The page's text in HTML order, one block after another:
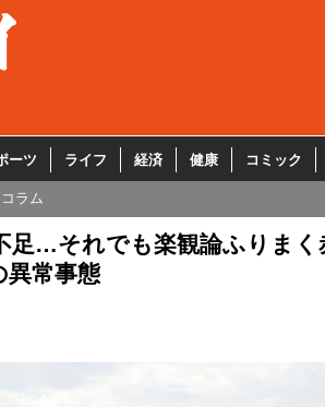
ーツ ライフ 経済 健康 コミック
コラム
足…それでも楽観論ふりまく
異常事態